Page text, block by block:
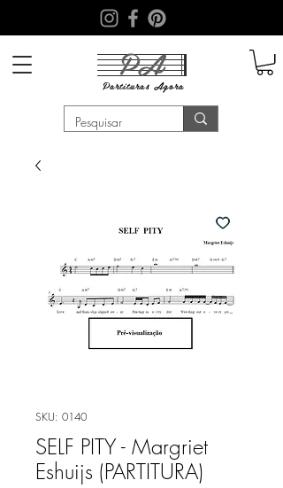
PA
Partituras Agora
SKU: 0140
SELF PITY - Margriet
Eshuijs (PARTITURA)